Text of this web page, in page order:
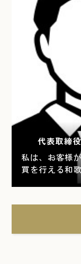
代表取締
私は、お客様
買を行える和
代々受け継が
き、必ず後悔